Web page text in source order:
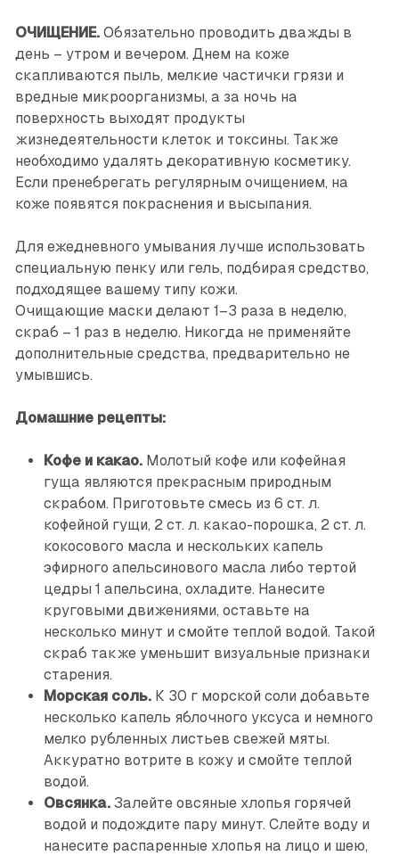
ОЧИЩЕНИЕ. Обязательно проводить дважды в
день – утром и вечером. Днем на коже
скапливаются пыль, мелкие частички грязи и
вредные микроорганизмы, а за ночь на
поверхность выходят продукты
жизнедеятельности клеток и токсины. Также
необходимо удалять декоративную косметику.
Если пренебрегать регулярным очищением, на
коже появятся покраснения и высыпания.
Для ежедневного умывания лучше использовать
специальную пенку или гель, подбирая средство,
подходящее вашему типу кожи.
Очищающие маски делают 1–3 раза в неделю,
скраб – 1 раз в неделю. Никогда не применяйте
дополнительные средства, предварительно не
умывшись.
Домашние рецепты:
Кофе и какао.Молотый кофе или кофейная
гуща являются прекрасным природным
скрабом. Приготовьте смесь из 6 ст. л.
кофейной гущи, 2 ст. л. какао-порошка, 2 ст. л.
кокосового масла и нескольких капель
эфирного апельсинового масла либо тертой
цедры 1 апельсина, охладите. Нанесите
круговыми движениями, оставьте на
несколько минут и смойте теплой водой. Такой
скраб также уменьшит визуальные признаки
старения.
Морская соль.К 30 г морской соли добавьте
несколько капель яблочного уксуса и немного
мелко рубленных листьев свежей мяты.
Аккуратно вотрите в кожу и смойте теплой
водой.
Овсянка.Залейте овсяные хлопья горячей
водой и подождите пару минут. Слейте воду и
нанесите распаренные хлопья на лицо и шею,